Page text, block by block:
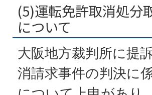
(5)運転免許取消処分
について
大阪地方裁判所に提
消請求事件の判決に